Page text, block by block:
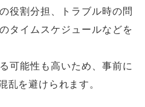
役割分担、トラブル時の問
タイムスケジュールなどを
可能性も高いため、事前に
を避けられます。